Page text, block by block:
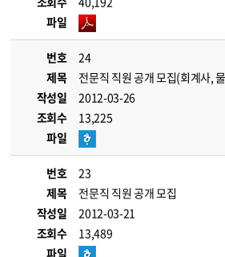
파일
번호
24
제목
전문직 직원 공개 모집(회계사,
작성일
2012-03-26
조회수
13,225
파일
번호
23
제목
전문직 직원 공개 모집
작성일
2012-03-21
조회수
13,489
파일